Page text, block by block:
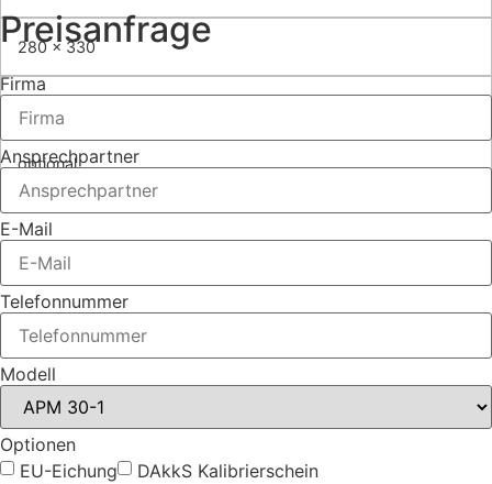
280 x 330
optional
Preisanfrage
Firma
Ansprechpartner
E-Mail
Telefonnummer
Modell
Optionen
EU-Eichung
DAkkS Kalibrierschein